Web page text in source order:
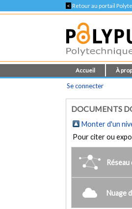
< Retour au portail
Accueil À
Se connecter
DOCUMENTS
Monter d'un
Pour citer ou
Nuage